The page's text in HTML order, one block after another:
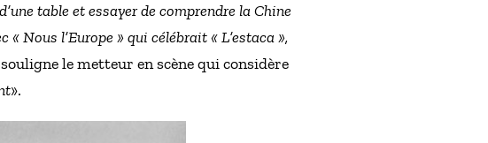
table et essayer de comprendre la Chine
Nous l’Europe » qui célébrait « L’estaca »,
souligne le metteur en scène qui considère
».